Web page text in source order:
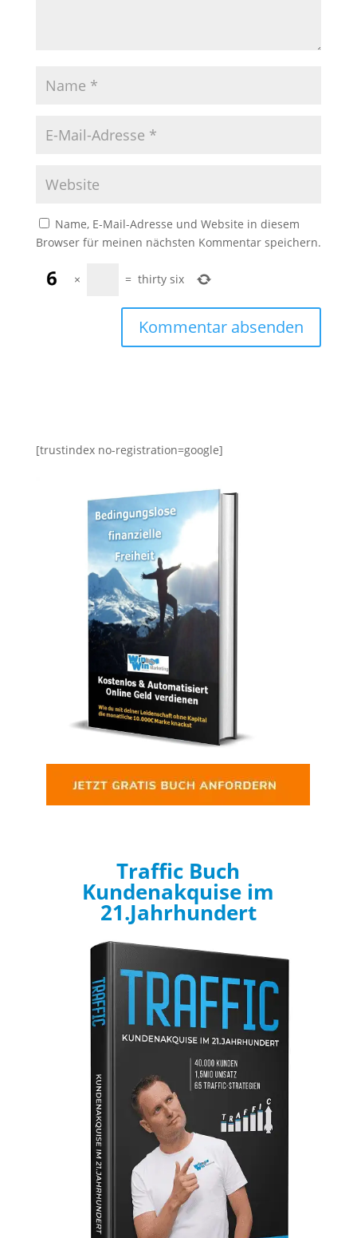
Name, E-Mail-Adresse und Website in diesem
Browser für meinen nächsten Kommentar speichern.
× = thirty six
[trustindex no-registration=google]
Traffic Buch
Kundenakquise im
21.Jahrhundert